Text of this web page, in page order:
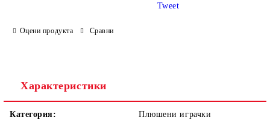
Оцени продукта Сравни
Tweet
Характеристики
Категория:
Плюшени играчки